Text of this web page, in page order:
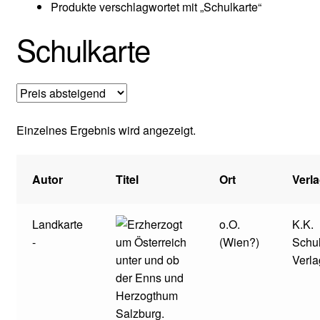
Produkte verschlagwortet mit „Schulkarte“
Schulkarte
Einzelnes Ergebnis wird angezeigt.
Autor Titel Ort
Landkarte
-
o.O.
(Wien?)
K.K.